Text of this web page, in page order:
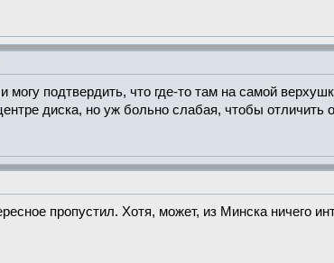
подтвердить, что где-то там на самой
диска, но уж больно слабая, чтобы отличить
пропустил. Хотя, может, из Минска ничего